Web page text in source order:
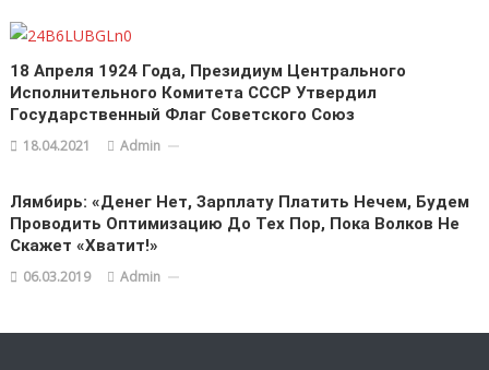
18 Апреля 1924 Года, Президиум Центрального
Исполнительного Комитета СССР Утвердил
Государственный Флаг Советского Союз
18.04.2021 Admin
Лямбирь: «Денег Нет, Зарплату Платить Нечем, Будем
Проводить Оптимизацию До Тех Пор, Пока Волков Не
Скажет «Хватит!»
06.03.2019 Admin